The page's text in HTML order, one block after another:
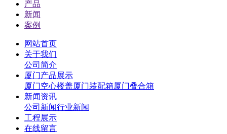
产品
新闻
案例
网站首页
关于我们
公司简介
厦门产品展示
厦门空心楼盖厦门装配箱厦门叠合箱
新闻资讯
公司新闻行业新闻
工程展示
在线留言